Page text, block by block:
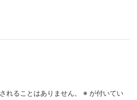
れることはありません。 ※ が付いてい